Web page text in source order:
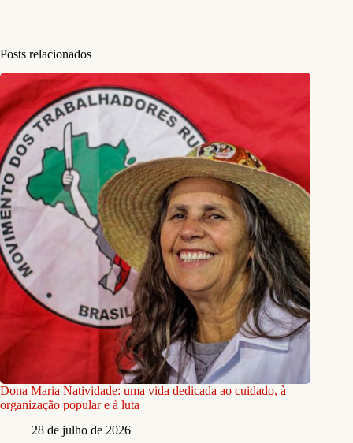
Posts relacionados
Dona Maria Natividade: uma vida dedicada ao cuidado, à
organização popular e à luta
28 de julho de 2026